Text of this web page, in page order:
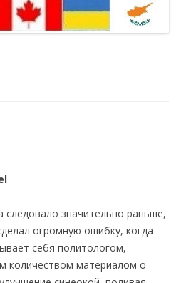
следовало значительно раньше,
огромную ошибку, когда
себя политологом,
количеством материалом о